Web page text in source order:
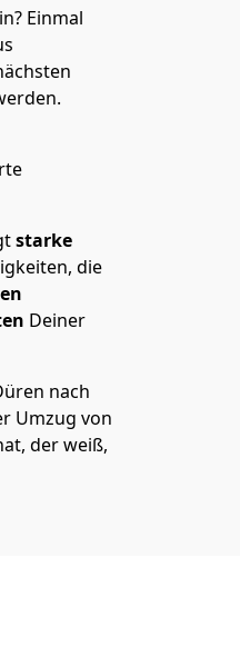
Einmal
starke
die
Deiner
nach
Umzug von
der weiß,